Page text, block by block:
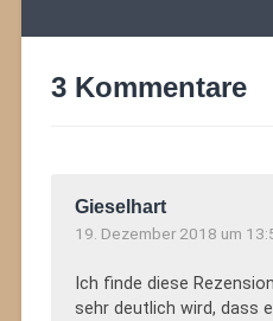
3 Kommentare
Gieselhart
19. Dezember 2018 um
Ich finde diese
sehr deutlich wird, dass